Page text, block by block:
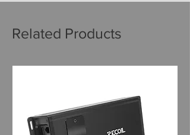
Related Products